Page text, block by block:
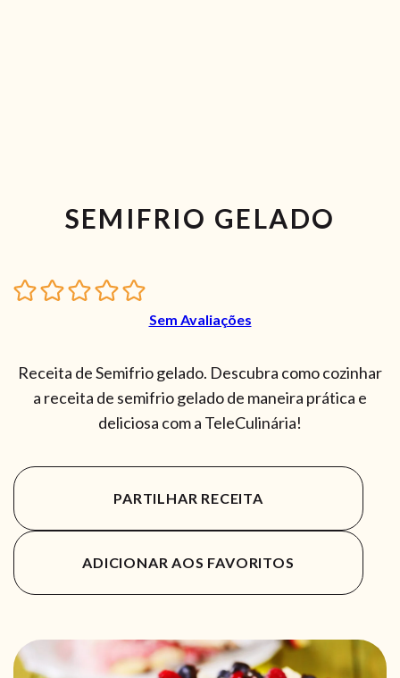
SEMIFRIO GELADO
Sem Avaliações
Receita de Semifrio gelado. Descubra como cozinhar
a receita de semifrio gelado de maneira prática e
deliciosa com a TeleCulinária!
PARTILHAR RECEITA
ADICIONAR AOS FAVORITOS